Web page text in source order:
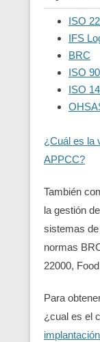
ISO
IFS
BRC
ISO
ISO
¿Cuál es la
APPCC?
También
la gestión
sistemas
normas
22000,
Para
¿cual es el